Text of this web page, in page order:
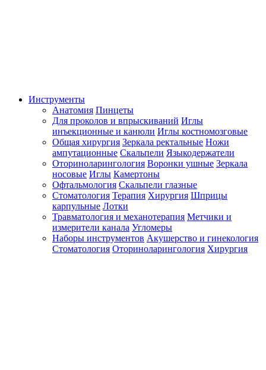
Инструменты
Анатомия Пинцеты
Для проколов и впрыскиваний Иглы
инъекционные и канюли Иглы костномозговые
Общая хирургия Зеркала ректальные Ножи
ампутационные Скальпели Языкодержатели
Оториноларингология Воронки ушные Зеркала
носовые Иглы Камертоны
Офтальмология Скальпели глазные
Стоматология Терапия Хирургия Шприцы
карпульные Лотки
Травматология и механотерапия Метчики и
измерители канала Угломеры
Наборы инструментов Акушерство и гинекология
Стоматология Оториноларингология Хирургия